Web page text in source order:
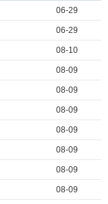
06-29
06-29
08-10
08-09
08-09
08-09
08-09
08-09
08-09
08-09